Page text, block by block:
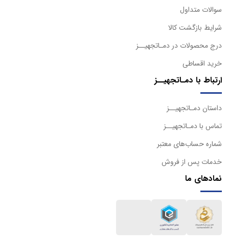
سوالات متداول
شرایط بازگشت کالا
درج محصولات در دمـاتجهیــز
خرید اقساطی
ارتباط با دمـاتجهیــز
داستان دمـاتجهیــز
تماس با دمـاتجهیــز
شماره حساب‌های معتبر
خدمات پس از فروش
نمادهای ما